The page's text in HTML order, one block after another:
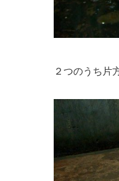
２つのうち片